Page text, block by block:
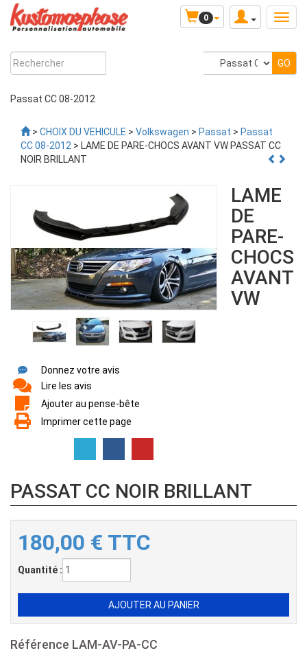
0
Passat CC 08-2012
> CHOIX DU VEHICULE > Volkswagen > Passat > Passat
CC 08-2012 > LAME DE PARE-CHOCS AVANT VW PASSAT CC
NOIR BRILLANT
Donnez votre avis
Lire les avis
Ajouter au pense-bête
Imprimer cette page
LAME
DE
PARE-
CHOCS
AVANT
VW
PASSAT CC NOIR BRILLANT
180,00 € TTC
Quantité :
Référence LAM-AV-PA-CC